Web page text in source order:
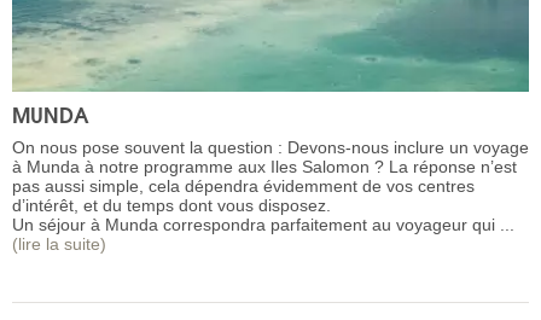
MUNDA
On nous pose souvent la question : Devons-nous inclure un voyage
à Munda à notre programme aux Iles Salomon ? La réponse n’est
pas aussi simple, cela dépendra évidemment de vos centres
d’intérêt, et du temps dont vous disposez.
Un séjour à Munda correspondra parfaitement au voyageur qui ...
(lire la suite)